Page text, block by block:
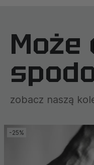
Może
zobacz naszą
-25%